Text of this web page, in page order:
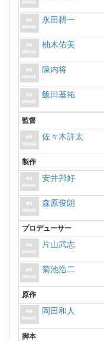
永田耕一
柚木佑美
陳内将
飯田基祐
監督
佐々木詳太
製作
安井邦好
森原俊朗
プロデューサー
片山武志
菊池浩二
原作
岡田和人
脚本